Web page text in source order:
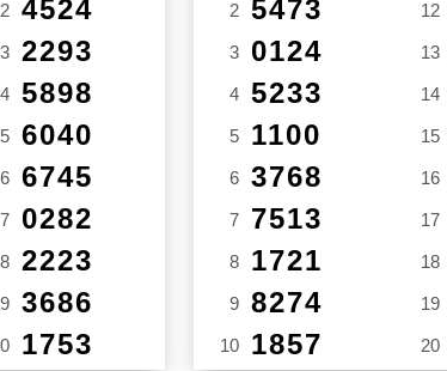
4524
2293
5898
6040
6745
0282
2223
3686
1753
2 5473
3 0124
4 5233
5 1100
6 3768
7 7513
8 1721
9 8274
10 1857
12
13
14
15
16
17
18
19
20